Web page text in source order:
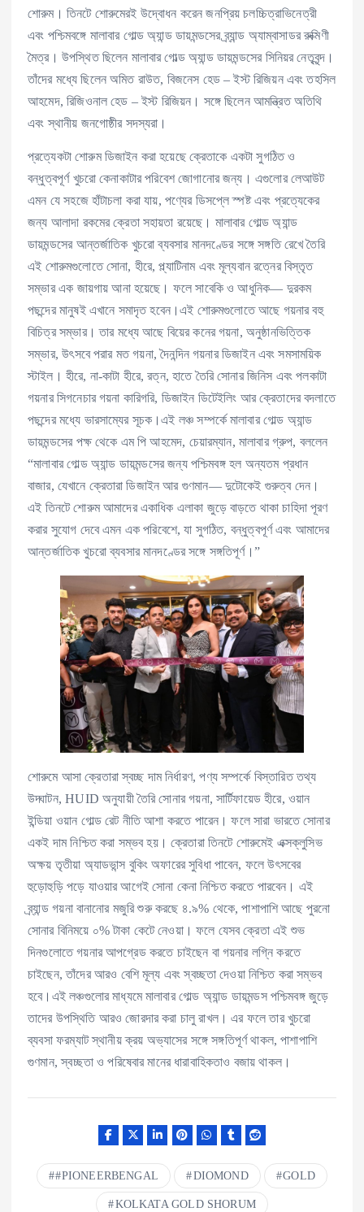
শোরুম। তিনটে শোরুমেরই উদ্বোধন করেন জনপ্রিয় চলচ্চিত্রাভিনেত্রী
এবং পশ্চিমবঙ্গে মালাবার গোল্ড অ্যান্ড ডায়মন্ডসের ব্র্যান্ড অ্যাম্বাসাডর রুক্মিণী
মৈত্র। উপস্থিত ছিলেন মালাবার গোল্ড অ্যান্ড ডায়মন্ডসের সিনিয়র নেতৃবৃন্দ।
তাঁদের মধ্যে ছিলেন অমিত রাউত, বিজনেস হেড – ইস্ট রিজিয়ন এবং তহসিল
আহমেদ, রিজিওনাল হেড – ইস্ট রিজিয়ন। সঙ্গে ছিলেন আমন্ত্রিত অতিথি
এবং স্থানীয় জনগোষ্ঠীর সদস্যরা।
প্রত্যেকটা শোরুম ডিজাইন করা হয়েছে ক্রেতাকে একটা সুগঠিত ও
বন্ধুত্বপূর্ণ খুচরো কেনাকাটার পরিবেশ জোগানোর জন্য। এগুলোর লেআউট
এমন যে সহজে হাঁটাচলা করা যায়, পণ্যের ডিসপ্লে স্পষ্ট এবং প্রত্যেকের
জন্য আলাদা রকমের ক্রেতা সহায়তা রয়েছে। মালাবার গোল্ড অ্যান্ড
ডায়মন্ডসের আন্তর্জাতিক খুচরো ব্যবসার মানদণ্ডের সঙ্গে সঙ্গতি রেখে তৈরি
এই শোরুমগুলোতে সোনা, হীরে, প্ল্যাটিনাম এবং মূল্যবান রত্নের বিস্তৃত
সম্ভার এক জায়গায় আনা হয়েছে। ফলে সাবেকি ও আধুনিক— দুরকম
পছন্দের মানুষই এখানে সমাদৃত হবেন।এই শোরুমগুলোতে আছে গয়নার বহু
বিচিত্র সম্ভার। তার মধ্যে আছে বিয়ের কনের গয়না, অনুষ্ঠানভিত্তিক
সম্ভার, উৎসবে পরার মত গয়না, দৈনন্দিন গয়নার ডিজাইন এবং সমসাময়িক
স্টাইল। হীরে, না-কাটা হীরে, রত্ন, হাতে তৈরি সোনার জিনিস এবং পলকাটা
গয়নার সিগনেচার গয়না কারিগরি, ডিজাইন ডিটেইলিং আর ক্রেতাদের বদলাতে
পছন্দের মধ্যে ভারসাম্যের সূচক।এই লঞ্চ সম্পর্কে মালাবার গোল্ড অ্যান্ড
ডায়মন্ডসের পক্ষ থেকে এম পি আহমেদ, চেয়ারম্যান, মালাবার গ্রুপ, বললেন
“মালাবার গোল্ড অ্যান্ড ডায়মন্ডসের জন্য পশ্চিমবঙ্গ হল অন্যতম প্রধান
বাজার, যেখানে ক্রেতারা ডিজাইন আর গুণমান— দুটোকেই গুরুত্ব দেন।
এই তিনটে শোরুম আমাদের একাধিক এলাকা জুড়ে বাড়তে থাকা চাহিদা পূরণ
করার সুযোগ দেবে এমন এক পরিবেশে, যা সুগঠিত, বন্ধুত্বপূর্ণ এবং আমাদের
আন্তর্জাতিক খুচরো ব্যবসার মানদণ্ডের সঙ্গে সঙ্গতিপূর্ণ।”
শোরুমে আসা ক্রেতারা স্বচ্ছ দাম নির্ধারণ, পণ্য সম্পর্কে বিস্তারিত তথ্য
উদ্ঘাটন, HUID অনুযায়ী তৈরি সোনার গয়না, সার্টিফায়েড হীরে, ওয়ান
ইন্ডিয়া ওয়ান গোল্ড রেট নীতি আশা করতে পারেন। ফলে সারা ভারতে সোনার
একই দাম নিশ্চিত করা সম্ভব হয়। ক্রেতারা তিনটে শোরুমেই এক্সক্লুসিভ
অক্ষয় তৃতীয়া অ্যাডভান্স বুকিং অফারের সুবিধা পাবেন, ফলে উৎসবের
হুড়োহুড়ি পড়ে যাওয়ার আগেই সোনা কেনা নিশ্চিত করতে পারবেন। এই
ব্র্যান্ড গয়না বানানোর মজুরি শুরু করছে ৪.৯% থেকে, পাশাপাশি আছে পুরনো
সোনার বিনিময়ে ০% টাকা কেটে নেওয়া। ফলে যেসব ক্রেতা এই শুভ
দিনগুলোতে গয়নার আপগ্রেড করতে চাইছেন বা গয়নার লগ্নি করতে
চাইছেন, তাঁদের আরও বেশি মূল্য এবং স্বচ্ছতা দেওয়া নিশ্চিত করা সম্ভব
হবে।এই লঞ্চগুলোর মাধ্যমে মালাবার গোল্ড অ্যান্ড ডায়মন্ডস পশ্চিমবঙ্গ জুড়ে
তাদের উপস্থিতি আরও জোরদার করা চালু রাখল। এর ফলে তার খুচরো
ব্যবসা ফরম্যাট স্থানীয় ক্রয় অভ্যাসের সঙ্গে সঙ্গতিপূর্ণ থাকল, পাশাপাশি
গুণমান, স্বচ্ছতা ও পরিষেবার মানের ধারাবাহিকতাও বজায় থাকল।
#PIONEERBENGAL DIOMOND GOLD
KOLKATA GOLD SHORUM